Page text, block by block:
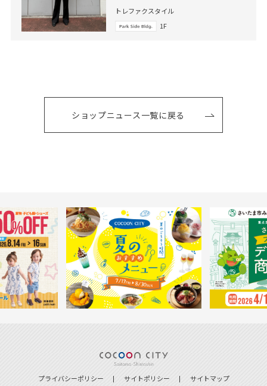
トレファクスタイル
1F
ショップニュース一覧に戻る
プライバシーポリシー サイトポリシー サイトマップ